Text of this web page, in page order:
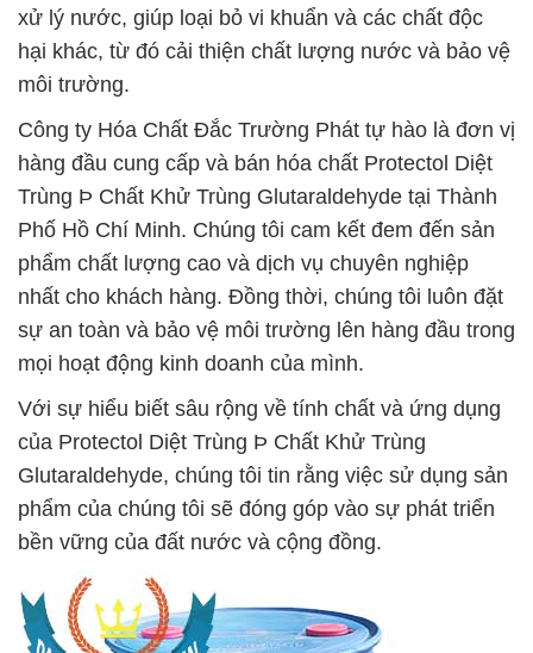
xử lý nước, giúp loại bỏ vi khuẩn và các chất độc
hại khác, từ đó cải thiện chất lượng nước và bảo vệ
môi trường.
Công ty Hóa Chất Đắc Trường Phát tự hào là đơn vị
hàng đầu cung cấp và bán hóa chất Protectol Diệt
Trùng Þ Chất Khử Trùng Glutaraldehyde tại Thành
Phố Hồ Chí Minh. Chúng tôi cam kết đem đến sản
phẩm chất lượng cao và dịch vụ chuyên nghiệp
nhất cho khách hàng. Đồng thời, chúng tôi luôn đặt
sự an toàn và bảo vệ môi trường lên hàng đầu trong
mọi hoạt động kinh doanh của mình.
Với sự hiểu biết sâu rộng về tính chất và ứng dụng
của Protectol Diệt Trùng Þ Chất Khử Trùng
Glutaraldehyde, chúng tôi tin rằng việc sử dụng sản
phẩm của chúng tôi sẽ đóng góp vào sự phát triển
bền vững của đất nước và cộng đồng.